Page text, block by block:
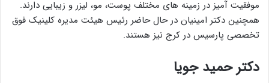
موفقیت آمیز در زمینه های مختلف پوست، مو، لیزر و زیبایی دارند.
همچنین دکتر امینیان در حال حاضر رئیس هیئت مدیره کلینیک فوق
تخصصی پارسیس در کرج نیز هستند.
دکتر حمید جویا